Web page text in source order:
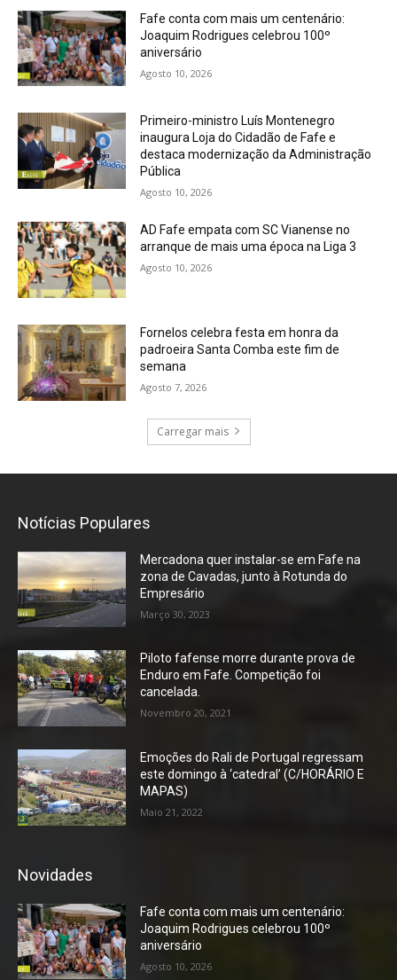
Fafe conta com mais um centenário:
Joaquim Rodrigues celebrou 100º
aniversário
Agosto 10, 2026
Primeiro-ministro Luís Montenegro
inaugura Loja do Cidadão de Fafe e
destaca modernização da Administração
Pública
Agosto 10, 2026
AD Fafe empata com SC Vianense no
arranque de mais uma época na Liga 3
Agosto 10, 2026
Fornelos celebra festa em honra da
padroeira Santa Comba este fim de
semana
Agosto 7, 2026
Carregar mais
Notícias Populares
Mercadona quer instalar-se em Fafe na
zona de Cavadas, junto à Rotunda do
Empresário
Março 30, 2023
Piloto fafense morre durante prova de
Enduro em Fafe. Competição foi
cancelada.
Novembro 20, 2021
Emoções do Rali de Portugal regressam
este domingo à ‘catedral’ (C/HORÁRIO E
MAPAS)
Maio 21, 2022
Novidades
Fafe conta com mais um centenário:
Joaquim Rodrigues celebrou 100º
aniversário
Agosto 10, 2026